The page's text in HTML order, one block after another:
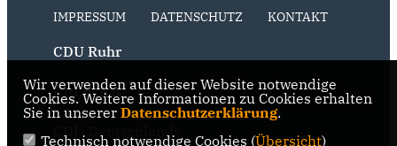
IMPRESSUM DATENSCHUTZ KONTAKT
CDU Ruhr
CDU NRW
Wir verwenden auf dieser Website notwendige
Cookies. Weitere Informationen zu Cookies erhalten
Sie in unserer Datenschutzerklärung.
Technisch notwendige Cookies (Übersicht)